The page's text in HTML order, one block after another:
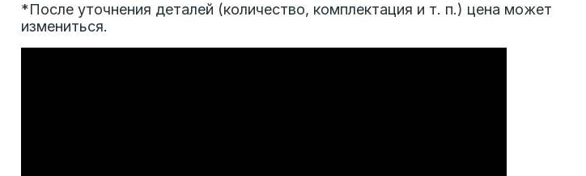
*После уточнения деталей (количество, комплектация и т. п.) цена может
измениться.